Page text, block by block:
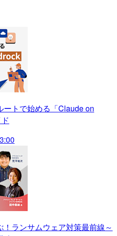
ートで始める「Claude on
！ランサムウェア対策最前線～